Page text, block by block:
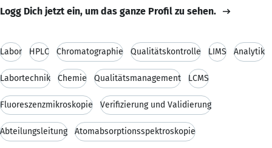
Logg Dich jetzt ein, um das ganze Profil zu sehen.
Labor HPLC Chromatographie Qualitätskontrolle LIMS Analytik
Labortechnik Chemie Qualitätsmanagement LCMS
Fluoreszenzmikroskopie Verifizierung und Validierung
Abteilungsleitung Atomabsorptionsspektroskopie